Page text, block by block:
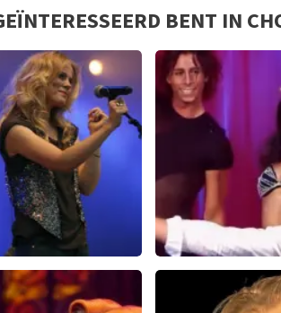
Poulina over TopTicketShopBENT IN
274+reviews
Hans